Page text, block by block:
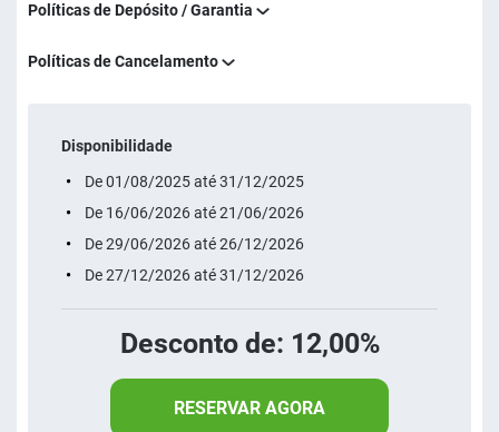
Políticas de Depósito / Garantia
Políticas de Cancelamento
Disponibilidade
De 01/08/2025 até 31/12/2025
De 16/06/2026 até 21/06/2026
De 29/06/2026 até 26/12/2026
De 27/12/2026 até 31/12/2026
Desconto de: 12,00%
RESERVAR AGORA